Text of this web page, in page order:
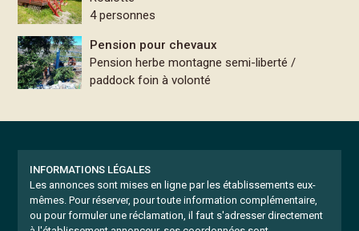
4 personnes
Pension pour chevaux
Pension herbe montagne semi-liberté /
paddock foin à volonté
INFORMATIONS LÉGALES
Les annonces sont mises en ligne par les établissements eux-
mêmes. Pour réserver, pour toute information complémentaire,
ou pour formuler une réclamation, il faut s'adresser directement